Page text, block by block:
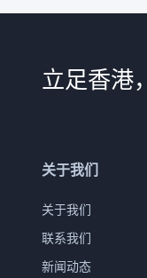
立足香港
关于我们
关于我们
联系我们
新闻动态